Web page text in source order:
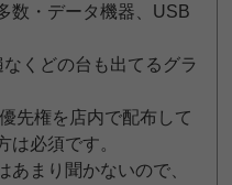
数・データ機器、USB
くどの台も出てるグラ
先権を店内で配布して
は必須です。
あまり聞かないので、